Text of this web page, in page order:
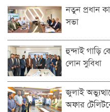
নতুন প্রধান
সভা
হুন্দাই গাড়ি
লোন সুবিধা
জুলাই
অফার